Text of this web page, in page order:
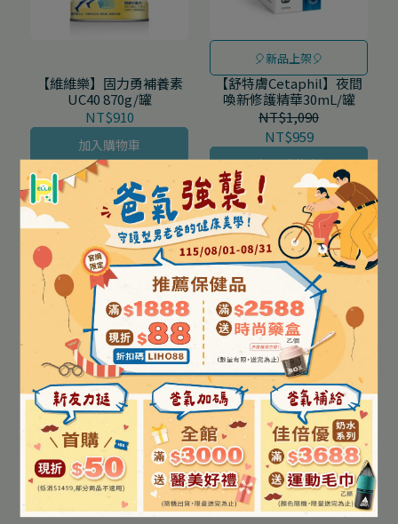
【維維樂】固力勇補養素
UC40 870g/罐
NT$910
加入購物車
🎈新品上架🎈
【舒特膚Cetaphil】夜間
喚新修護精華30mL/罐
NT$959
NT$1,090
加入購物車
🎈新品上架🎈
【舒特膚Cetaphil】日間
進階防禦精華30mL/罐
NT$959
NT$1,090
加入購物車
小天使 生理沖洗器 350mL
NT$45
NT$60
加入購物車